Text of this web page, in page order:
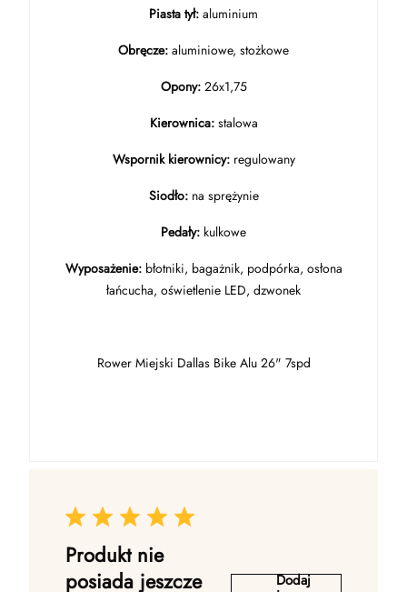
Piasta tył: aluminium
Obręcze: aluminiowe, stożkowe
Opony:26x1,75
Kierownica:stalowa
Wspornik kierownicy:regulowany
Siodło:na sprężynie
Pedały: kulkowe
Wyposażenie:błotniki, bagażnik, podpórka, osłona
łańcucha, oświetlenie LED, dzwonek
Rower Miejski Dallas Bike Alu 26" 7spd
Produkt nie
posiada jeszcze
Dodaj